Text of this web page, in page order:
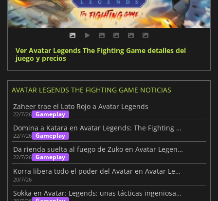
Ver Avatar Legends The Fighting Game detalles del
juego y precios
AVATAR LEGENDS THE FIGHTING GAME NOTICIAS
Zaheer trae el Loto Rojo a Avatar Legends
22/7/26 Gameplay
Domina a Katara en Avatar Legends: The Fighting Game
22/7/26 Gameplay
Da rienda suelta al fuego de Zuko en Avatar Legends: The Fighting Game
22/7/26 Gameplay
Korra libera todo el poder del Avatar en Avatar Legends
20/7/26
Sokka en Avatar: Legends: unas tácticas ingeniosas le permiten ganar la batalla